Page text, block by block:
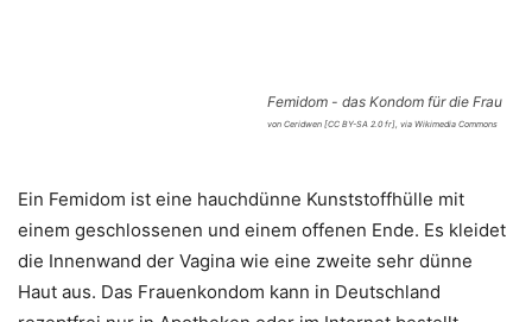
Femidom - das Kondom für die Frau
von Ceridwen [CC BY-SA 2.0 fr], via Wikimedia Commons
Ein Femidom ist eine hauchdünne Kunststoffhülle mit
einem geschlossenen und einem offenen Ende. Es kleidet
die Innenwand der Vagina wie eine zweite sehr dünne
Haut aus. Das Frauenkondom kann in Deutschland